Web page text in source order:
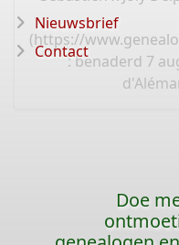
(https://
: benaderd 7
Nieuwsbrief
Contact
Doe